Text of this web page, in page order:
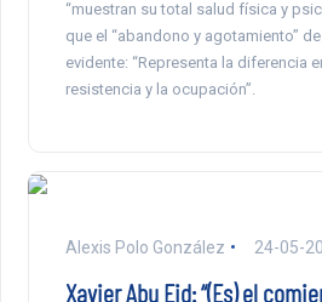
“muestran su total salud física y
que el “abandono y agotamiento”
evidente: “Representa la diferencia
resistencia y la ocupación”.
Alexis Polo González 24-05-
Xavier Abu Eid: “(Es) el